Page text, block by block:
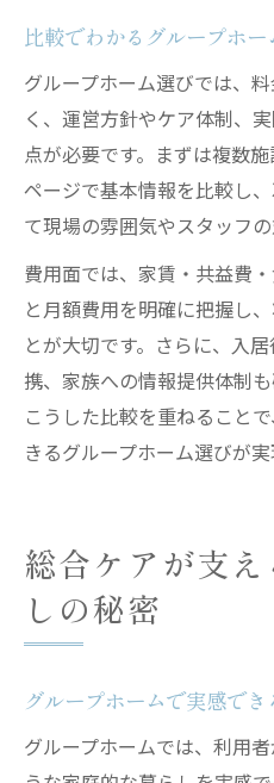
比較でわかるグループホ
グループホーム選びでは、
く、運営方針やケア体制、
点が必要です。まずは複数
ページで基本情報を比較し
て現場の雰囲気やスタッフ
費用面では、家賃・共益費
と月額費用を明確に把握し
とが大切です。さらに、入
携、家族への情報提供体制
こうした比較を重ねること
きるグループホーム選びが実
総合ケアが支
しの秘密
グループホームで実感で
グループホームでは、利用